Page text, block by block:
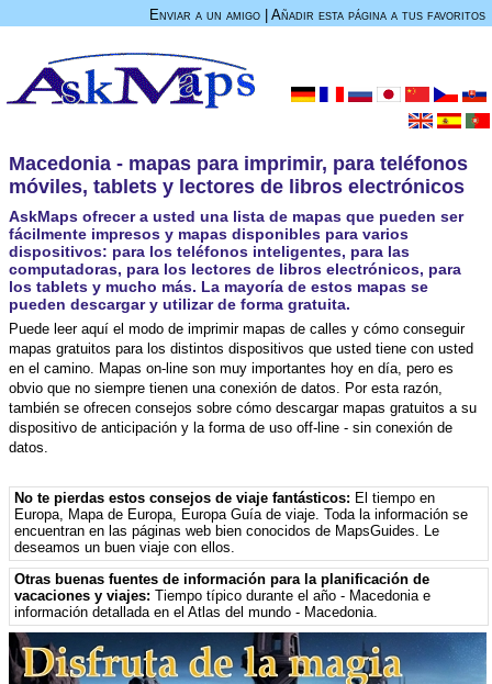
Enviar a un amigo Añadir esta página a tus favoritos
Macedonia - mapas para imprimir, para teléfonos
móviles, tablets y lectores de libros electrónicos
AskMaps ofrecer a usted una lista de mapas que pueden ser
fácilmente impresos y mapas disponibles para varios
dispositivos: para los teléfonos inteligentes, para las
computadoras, para los lectores de libros electrónicos, para
los tablets y mucho más. La mayoría de estos mapas se
pueden descargar y utilizar de forma gratuita.
Puede leer aquí el modo de imprimir mapas de calles y cómo conseguir
mapas gratuitos para los distintos dispositivos que usted tiene con usted
en el camino. Mapas on-line son muy importantes hoy en día, pero es
obvio que no siempre tienen una conexión de datos. Por esta razón,
también se ofrecen consejos sobre cómo descargar mapas gratuitos a su
dispositivo de anticipación y la forma de uso off-line - sin conexión de
datos.
No te pierdas estos consejos de viaje fantásticos: El tiempo en
Europa, Mapa de Europa, Europa Guía de viaje. Toda la información se
encuentran en las páginas web bien conocidos de MapsGuides. Le
deseamos un buen viaje con ellos.
Otras buenas fuentes de información para la planificación de
vacaciones y viajes: Tiempo típico durante el año - Macedonia e
información detallada en el Atlas del mundo - Macedonia.